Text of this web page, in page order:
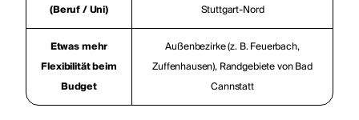
(Beruf / Uni)
Stuttgart-Nord
Etwas mehr
Flexibilität beim
Budget
Außenbezirke (z. B. Feuerbach,
Zuffenhausen), Randgebiete von Bad
Cannstatt